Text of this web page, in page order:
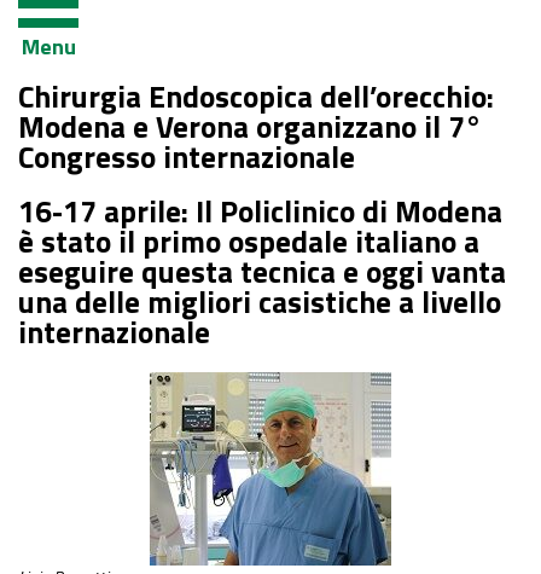
organizzano il 7° Congresso internazionale
Menu
Chirurgia Endoscopica dell’orecchio:
Modena e Verona organizzano il 7°
Congresso internazionale
16-17 aprile: Il Policlinico di Modena
è stato il primo ospedale italiano a
eseguire questa tecnica e oggi vanta
una delle migliori casistiche a livello
internazionale